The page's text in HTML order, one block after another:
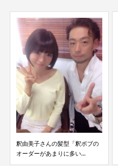
釈由美子さんの髪型「釈ボブの
オーダーがあまりに多い...